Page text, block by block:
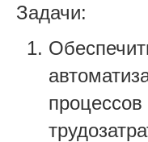
Задачи:
процессов